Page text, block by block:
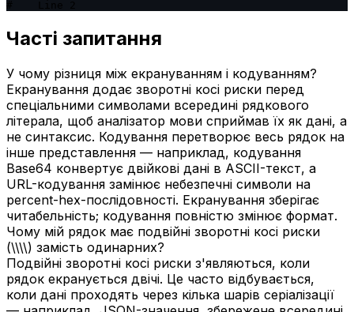
Часті запитання
У чому різниця між екрануванням і кодуванням?
Екранування додає зворотні косі риски перед
спеціальними символами всередині рядкового
літерала, щоб аналізатор мови сприймав їх як дані, а
не синтаксис. Кодування перетворює весь рядок на
інше представлення — наприклад, кодування
Base64 конвертує двійкові дані в ASCII-текст, а
URL-кодування замінює небезпечні символи на
percent-hex-послідовності. Екранування зберігає
читабельність; кодування повністю змінює формат.
Чому мій рядок має подвійні зворотні косі риски
(\\\\) замість одинарних?
Подвійні зворотні косі риски з'являються, коли
рядок екранується двічі. Це часто відбувається,
коли дані проходять через кілька шарів серіалізації